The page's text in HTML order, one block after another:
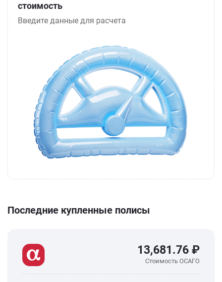
стоимость
Введите данные для расчета
Последние купленные полисы
13,681.76 ₽
Стоимость ОСАГО